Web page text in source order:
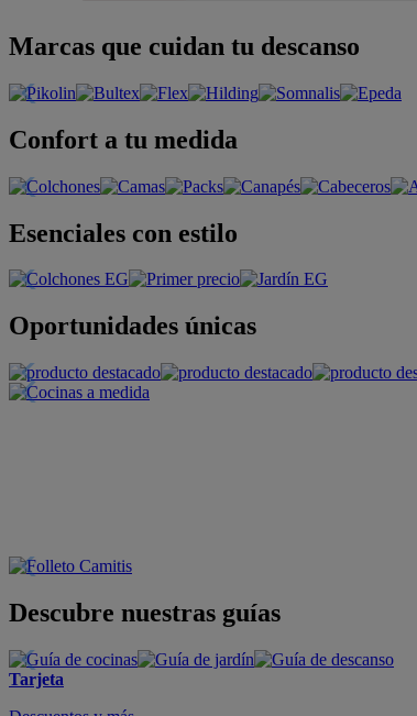
Marcas que cuidan tu descanso
Confort a tu medida
Esenciales con estilo
Oportunidades únicas
Descubre nuestras guías
Tarjeta